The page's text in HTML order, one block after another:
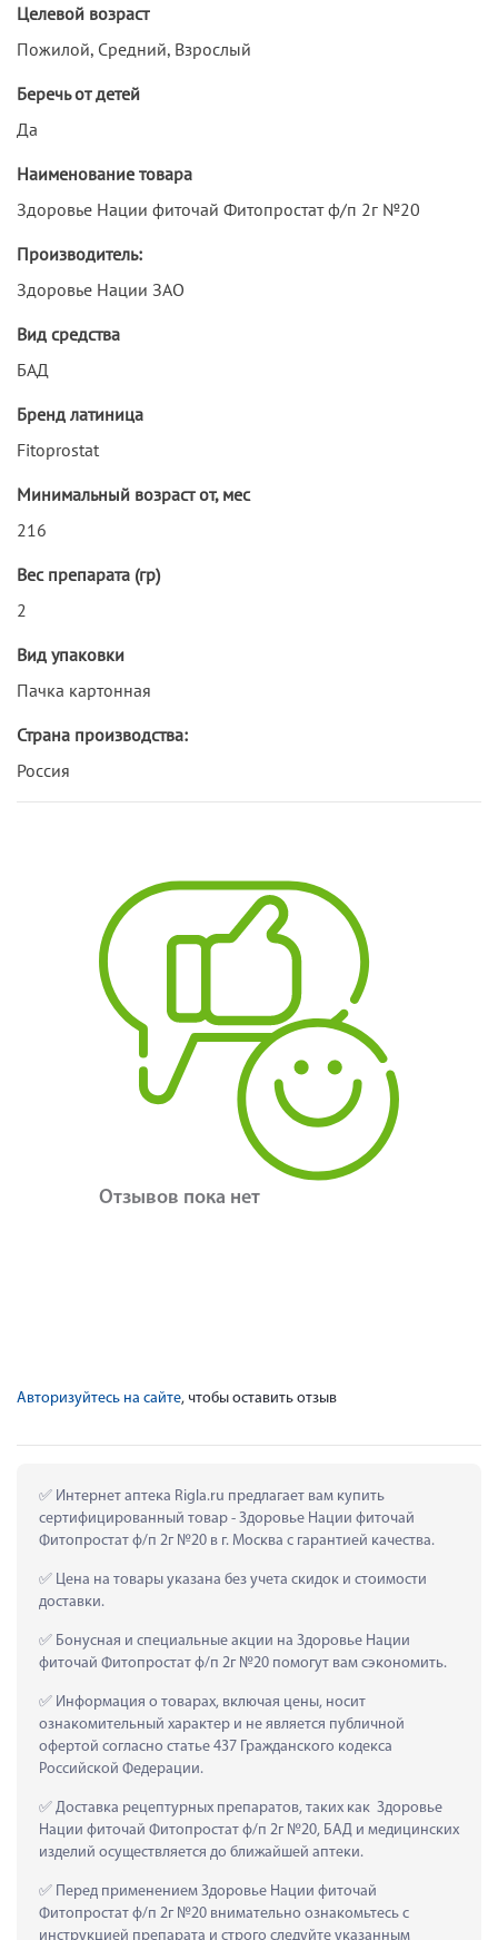
Целевой возраст
Пожилой, Средний, Взрослый
Беречь от детей
Да
Наименование товара
Здоровье Нации фиточай Фитопростат ф/п 2г №20
Производитель:
Здоровье Нации ЗАО
Вид средства
БАД
Бренд латиница
Fitoprostat
Минимальный возраст от, мес
216
Вес препарата (гр)
2
Вид упаковки
Пачка картонная
Страна производства:
Россия
Отзывов пока нет
Авторизуйтесь на сайте, чтобы оставить отзыв
Интернет аптека Rigla.ru предлагает вам купить
сертифицированный товар - Здоровье Нации фиточай
Фитопростат ф/п 2г №20 в г. Москва с гарантией качества.
Цена на товары указана без учета скидок и стоимости
доставки.
Бонусная и специальные акции на Здоровье Нации
фиточай Фитопростат ф/п 2г №20 помогут вам сэкономить.
Информация о товарах, включая цены, носит
ознакомительный характер и не является публичной
офертой согласно статье 437 Гражданского кодекса
Российской Федерации.
Доставка рецептурных препаратов, таких как  Здоровье
Нации фиточай Фитопростат ф/п 2г №20, БАД и медицинских
изделий осуществляется до ближайшей аптеки.
Перед применением Здоровье Нации фиточай
Фитопростат ф/п 2г №20 внимательно ознакомьтесь с
инструкцией препарата и строго следуйте указанным